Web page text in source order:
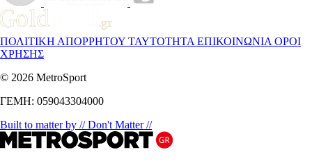
ΠΟΛΙΤΙΚΗ ΑΠΟΡΡΗΤΟΥ ΤΑΥΤΟΤΗΤΑ ΕΠΙΚΟΙΝΩΝΙΑ ΟΡΟΙ
ΧΡΗΣΗΣ
© 2026 MetroSport
ΓΕΜΗ: 059043304000
Built to matter by // Don't Matter //